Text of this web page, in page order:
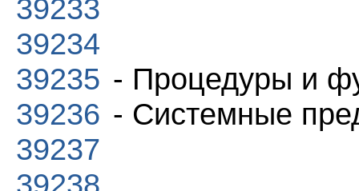
39233
39234
39235 - Процедуры и
39236 - Системные
39237